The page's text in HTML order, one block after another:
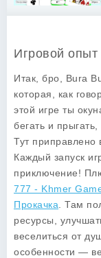
Игровой опыт
Итак, бро, Bura
которая, как
этой игре ты
бегать и
Тут приправлено
Каждый запуск
приключение!
777 - Khmer
Прокачка . Там
ресурсы,
веселиться от
особенности —